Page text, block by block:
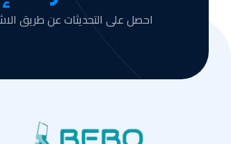
احصل على التحديثات عن طريق